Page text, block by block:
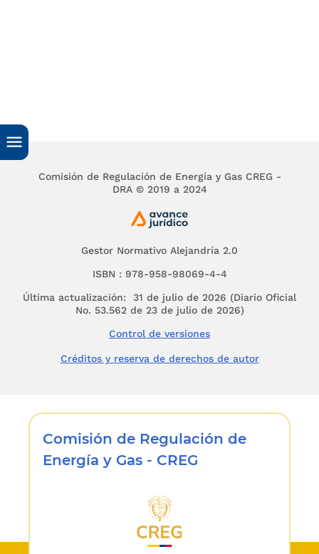
Gestor Normativo Alejandría 2.0
ISBN : 978-958-98069-4-4
Última actualización: 31 de julio de 2026 (Diario Oficial
No. 53.562 de 23 de julio de 2026)
Control de versiones
Créditos y reserva de derechos de autor
Comisión de Regulación de Energía y Gas CREG -
DRA © 2019 a 2024
Comisión de Regulación de
Energía y Gas - CREG